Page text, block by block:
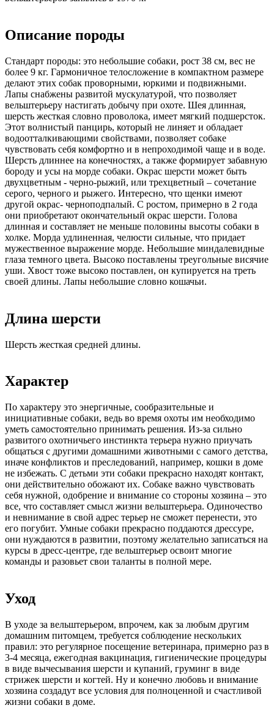
Описание породы
Стандарт породы: это небольшие собаки, рост 38 см, вес не
более 9 кг. Гармоничное телосложение в компактном размере
делают этих собак проворными, юркими и подвижными.
Лапы снабжены развитой мускулатурой, что позволяет
вельштерьеру настигать добычу при охоте. Шея длинная,
шерсть жесткая словно проволока, имеет мягкий подшерсток.
Этот волнистый панцирь, который не линяет и обладает
водоотталкивающими свойствами, позволяет собаке
чувствовать себя комфортно и в непроходимой чаще и в воде.
Шерсть длиннее на конечностях, а также формирует забавную
бороду и усы на морде собаки. Окрас шерсти может быть
двухцветным - черно-рыжий, или трехцветный – сочетание
серого, черного и рыжего. Интересно, что щенки имеют
другой окрас- черноподпалый. С ростом, примерно в 2 года
они приобретают окончательный окрас шерсти. Голова
длинная и составляет не меньше половины высоты собаки в
холке. Морда удлиненная, челюсти сильные, что придает
мужественное выражение морде. Небольшие миндалевидные
глаза темного цвета. Высоко поставлены треугольные висячие
уши. Хвост тоже высоко поставлен, он купируется на треть
своей длины. Лапы небольшие словно кошачьи.
Длина шерсти
Шерсть жесткая средней длины.
Характер
По характеру это энергичные, сообразительные и
инициативные собаки, ведь во время охоты им необходимо
уметь самостоятельно принимать решения. Из-за сильно
развитого охотничьего инстинкта терьера нужно приучать
общаться с другими домашними животными с самого детства,
иначе конфликтов и преследований, например, кошки в доме
не избежать. С детьми эти собаки прекрасно находят контакт,
они действительно обожают их. Собаке важно чувствовать
себя нужной, одобрение и внимание со стороны хозяина – это
все, что составляет смысл жизни вельштерьера. Одиночество
и невнимание в свой адрес терьер не сможет перенести, это
его погубит. Умные собаки прекрасно поддаются дрессуре,
они нуждаются в развитии, поэтому желательно записаться на
курсы в дресс-центре, где вельштерьер освоит многие
команды и разовьет свои таланты в полной мере.
Уход
В уходе за вельштерьером, впрочем, как за любым другим
домашним питомцем, требуется соблюдение нескольких
правил: это регулярное посещение ветеринара, примерно раз в
3-4 месяца, ежегодная вакцинация, гигиенические процедуры
в виде вычесывания шерсти и купаний, груминг в виде
стрижек шерсти и когтей. Ну и конечно любовь и внимание
хозяина создадут все условия для полноценной и счастливой
жизни собаки в доме.